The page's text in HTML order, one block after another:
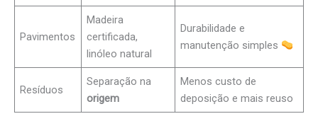
Pavimentos
Madeira
certificada,
linóleo natural
Durabilidade e
manutenção simples
Resíduos
Separação na
origem
Menos custo de
deposição e mais reuso